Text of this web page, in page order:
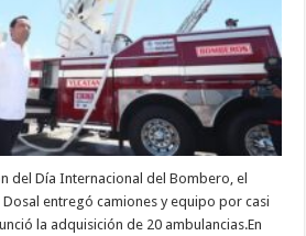
del Día Internacional del Bombero, el
entregó camiones y equipo por casi
la adquisición de 20 ambulancias.En